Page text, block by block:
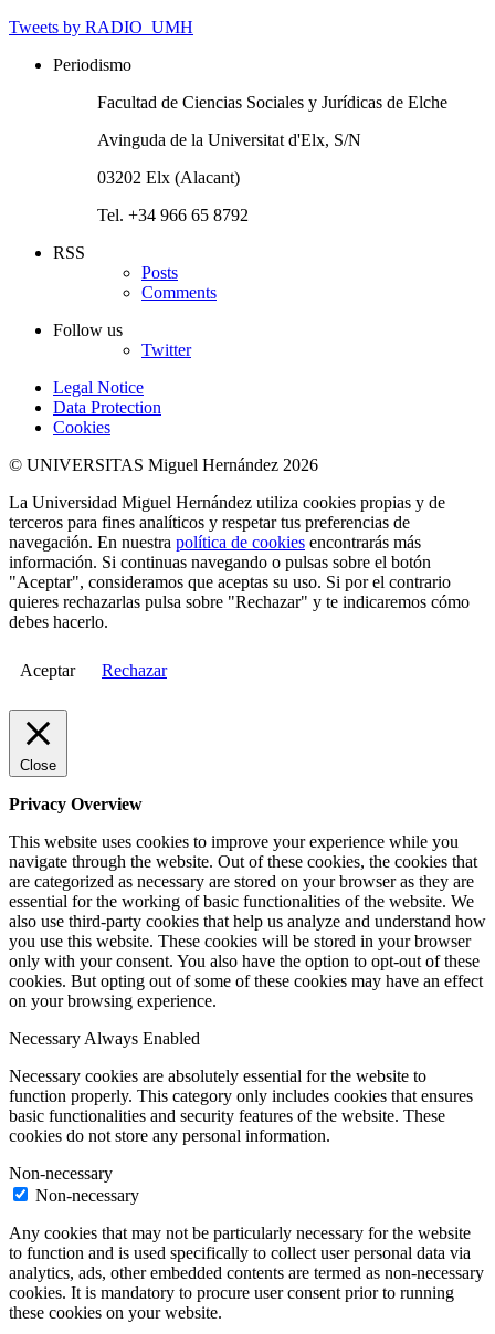
Tweets by RADIO_UMH
Periodismo
Facultad de Ciencias Sociales y Jurídicas de Elche
Avinguda de la Universitat d'Elx, S/N
03202 Elx (Alacant)
Tel. +34 966 65 8792
RSS
Posts
Comments
Follow us
Twitter
Legal Notice
Data Protection
Cookies
© UNIVERSITAS Miguel Hernández 2026
La Universidad Miguel Hernández utiliza cookies propias y de
terceros para fines analíticos y respetar tus preferencias de
navegación. En nuestra política de cookies encontrarás más
información. Si continuas navegando o pulsas sobre el botón
"Aceptar", consideramos que aceptas su uso. Si por el contrario
quieres rechazarlas pulsa sobre "Rechazar" y te indicaremos cómo
debes hacerlo.
Aceptar Rechazar
Close
Privacy Overview
This website uses cookies to improve your experience while you
navigate through the website. Out of these cookies, the cookies that
are categorized as necessary are stored on your browser as they are
essential for the working of basic functionalities of the website. We
also use third-party cookies that help us analyze and understand how
you use this website. These cookies will be stored in your browser
only with your consent. You also have the option to opt-out of these
cookies. But opting out of some of these cookies may have an effect
on your browsing experience.
Necessary Always Enabled
Necessary cookies are absolutely essential for the website to
function properly. This category only includes cookies that ensures
basic functionalities and security features of the website. These
cookies do not store any personal information.
Non-necessary
Non-necessary
Any cookies that may not be particularly necessary for the website
to function and is used specifically to collect user personal data via
analytics, ads, other embedded contents are termed as non-necessary
cookies. It is mandatory to procure user consent prior to running
these cookies on your website.